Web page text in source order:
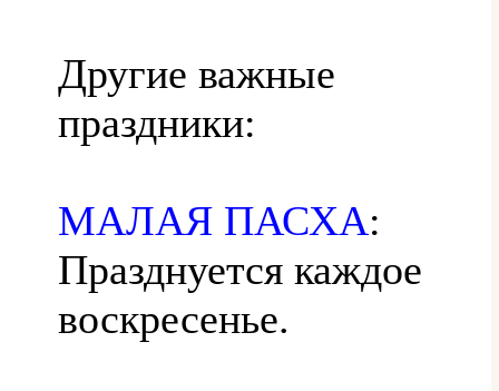
Другие важные
праздники:
МАЛАЯ ПАСХА:
Празднуется каждое
воскресенье.